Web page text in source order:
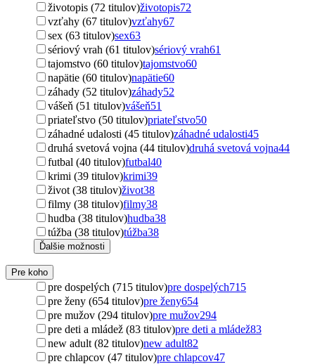
životopis (72 titulov)životopis72
vzťahy (67 titulov)vzťahy67
sex (63 titulov)sex63
sériový vrah (61 titulov)sériový vrah61
tajomstvo (60 titulov)tajomstvo60
napätie (60 titulov)napätie60
záhady (52 titulov)záhady52
vášeň (51 titulov)vášeň51
priateľstvo (50 titulov)priateľstvo50
záhadné udalosti (45 titulov)záhadné udalosti45
druhá svetová vojna (44 titulov)druhá svetová vojna44
futbal (40 titulov)futbal40
krimi (39 titulov)krimi39
život (38 titulov)život38
filmy (38 titulov)filmy38
hudba (38 titulov)hudba38
túžba (38 titulov)túžba38
Ďalšie možnosti
Pre koho
pre dospelých (715 titulov)pre dospelých715
pre ženy (654 titulov)pre ženy654
pre mužov (294 titulov)pre mužov294
pre deti a mládež (83 titulov)pre deti a mládež83
new adult (82 titulov)new adult82
pre chlapcov (47 titulov)pre chlapcov47